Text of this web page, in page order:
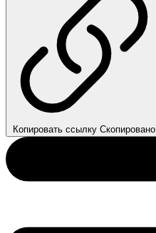
Копировать ссылку Скопировано